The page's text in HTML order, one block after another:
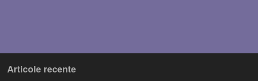
Articole recente